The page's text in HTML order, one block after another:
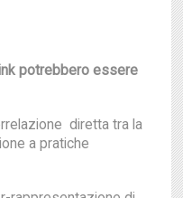
potrebbero essere
diretta tra la
a pratiche